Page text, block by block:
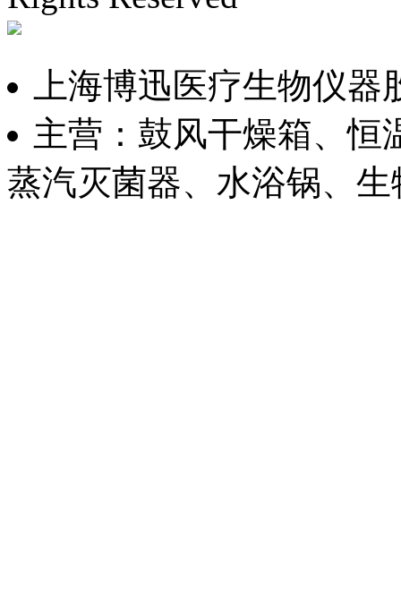
上海博迅医疗生物仪器
主营：鼓风干燥箱、恒
蒸汽灭菌器、水浴锅、